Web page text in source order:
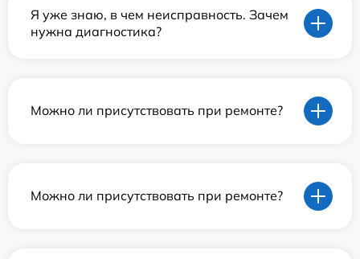
Я уже знаю, в чем неисправность. Зачем
нужна диагностика?
Можно ли присутствовать при ремонте?
Можно ли присутствовать при ремонте?